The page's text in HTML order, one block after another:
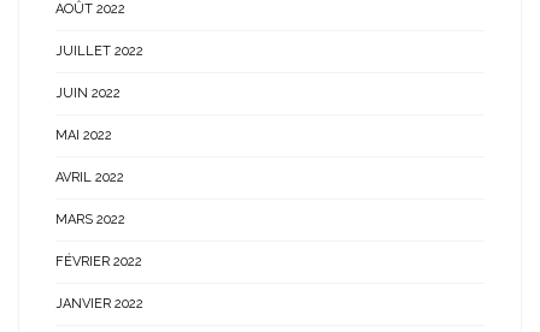
AOÛT 2022
JUILLET 2022
JUIN 2022
MAI 2022
AVRIL 2022
MARS 2022
FÉVRIER 2022
JANVIER 2022